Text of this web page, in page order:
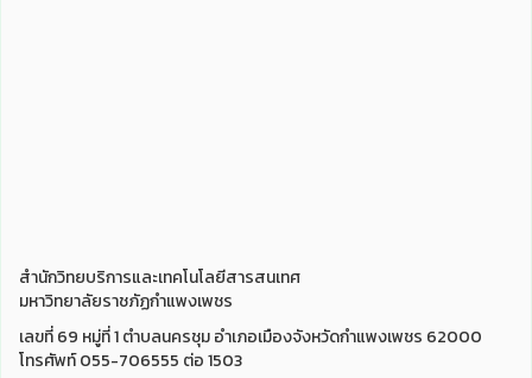
สำนักวิทยบริการและเทคโนโลยีสารสนเทศ
มหาวิทยาลัยราชภัฏกำแพงเพชร
เลขที่ 69 หมู่ที่ 1 ตำบลนครชุม อำเภอเมืองจังหวัดกำแพงเพชร 62000
โทรศัพท์ 055-706555 ต่อ 1503